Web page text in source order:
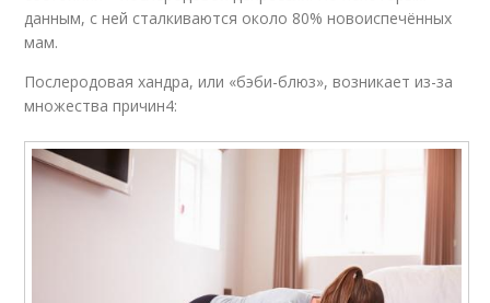
данным, с ней сталкиваются около 80% новоиспечённых
мам.
Послеродовая хандра, или «бэби-блюз», возникает из-за
множества причин4: